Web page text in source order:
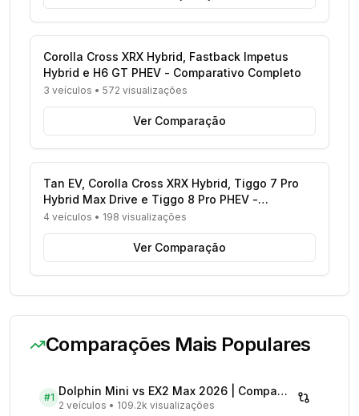
Corolla Cross XRX Hybrid, Fastback Impetus
Hybrid e H6 GT PHEV - Comparativo Completo
3 veículos • 572 visualizações
Ver Comparação
Tan EV, Corolla Cross XRX Hybrid, Tiggo 7 Pro
Hybrid Max Drive e Tiggo 8 Pro PHEV -
Comparativo Completo
4 veículos • 198 visualizações
Ver Comparação
Comparações Mais Populares
#1 Dolphin Mini vs EX2 Max 2026 | Compare Preços
2 veículos • 109.2k visualizações